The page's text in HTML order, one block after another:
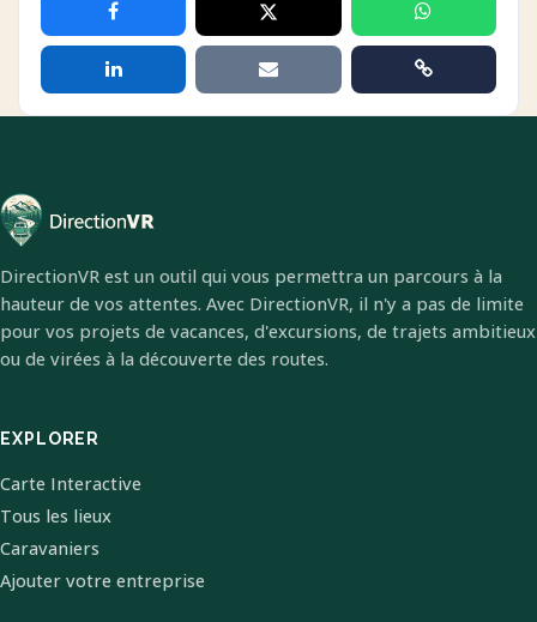
DirectionVR est un outil qui vous permettra un parcours à la
hauteur de vos attentes. Avec DirectionVR, il n'y a pas de limite
pour vos projets de vacances, d'excursions, de trajets ambitieux
ou de virées à la découverte des routes.
EXPLORER
Carte Interactive
Tous les lieux
Caravaniers
Ajouter votre entreprise